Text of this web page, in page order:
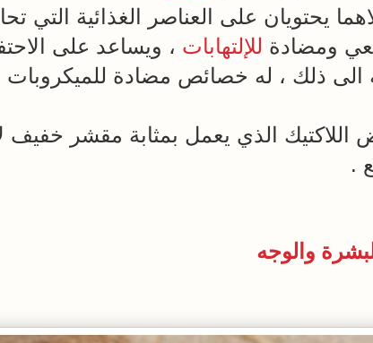
يحتويان على العناصر الغذائية التي
ومضادة للإلتهابات ، ويساعد على
الى ذلك ، له خصائص مضادة
الذي يعمل بمثابة مقشر خفيف
.
والوجه